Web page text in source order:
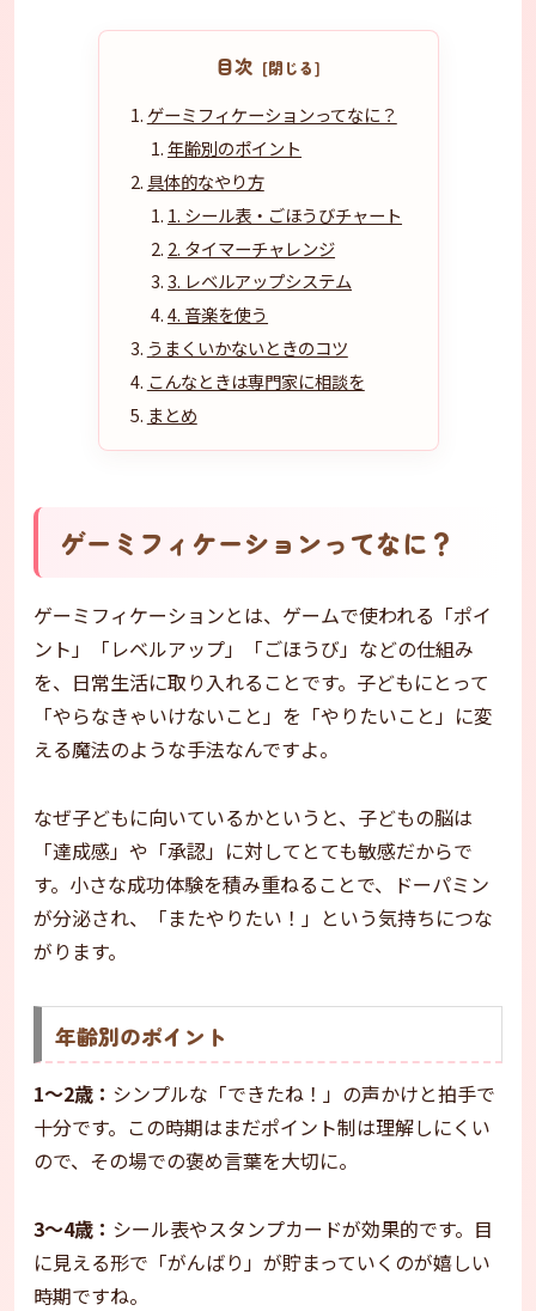
目次
ゲーミフィケーションってなに？
年齢別のポイント
具体的なやり方
1. シール表・ごほうびチャート
2. タイマーチャレンジ
3. レベルアップシステム
4. 音楽を使う
うまくいかないときのコツ
こんなときは専門家に相談を
まとめ
ゲーミフィケーションってなに？
ゲーミフィケーションとは、ゲームで使われる「ポイ
ント」「レベルアップ」「ごほうび」などの仕組み
を、日常生活に取り入れることです。子どもにとって
「やらなきゃいけないこと」を「やりたいこと」に変
える魔法のような手法なんですよ。
なぜ子どもに向いているかというと、子どもの脳は
「達成感」や「承認」に対してとても敏感だからで
す。小さな成功体験を積み重ねることで、ドーパミン
が分泌され、「またやりたい！」という気持ちにつな
がります。
年齢別のポイント
1〜2歳： シンプルな「できたね！」の声かけと拍手で
十分です。この時期はまだポイント制は理解しにくい
ので、その場での褒め言葉を大切に。
3〜4歳： シール表やスタンプカードが効果的です。目
に見える形で「がんばり」が貯まっていくのが嬉しい
時期ですね。